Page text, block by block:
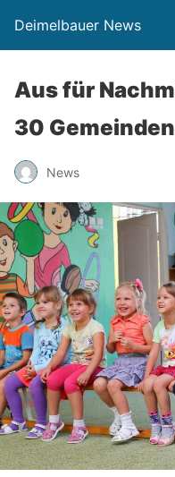
Deimelbauer News
Aus für
30
News